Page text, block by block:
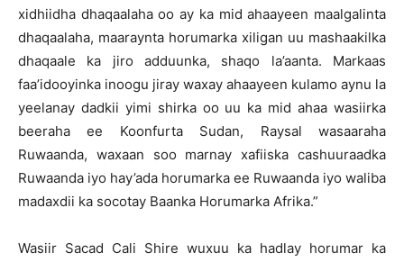
xidhiidha dhaqaalaha oo ay ka mid ahaayeen maalgalinta
dhaqaalaha, maaraynta horumarka xiligan uu mashaakilka
dhaqaale ka jiro adduunka, shaqo la’aanta. Markaas
faa’idooyinka inoogu jiray waxay ahaayeen kulamo aynu la
yeelanay dadkii yimi shirka oo uu ka mid ahaa wasiirka
beeraha ee Koonfurta Sudan, Raysal wasaaraha
Ruwaanda, waxaan soo marnay xafiiska cashuuraadka
Ruwaanda iyo hay’ada horumarka ee Ruwaanda iyo waliba
madaxdii ka socotay Baanka Horumarka Afrika.”
Wasiir Sacad Cali Shire wuxuu ka hadlay horumar ka